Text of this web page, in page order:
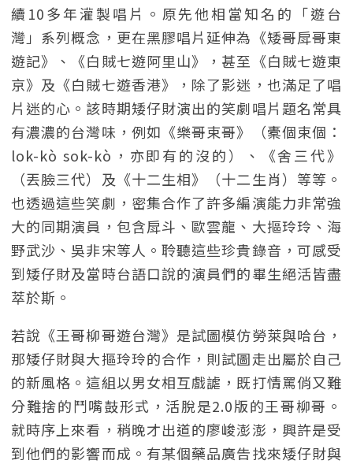
續10多年灌製唱片。原先他相當知名的「遊台
灣」系列概念，更在黑膠唱片延伸為《矮哥戽哥東
遊記》、《白賊七遊阿里山》，甚至《白賊七遊東
京》及《白賊七遊香港》，除了影迷，也滿足了唱
片迷的心。該時期矮仔財演出的笑劇唱片題名常具
有濃濃的台灣味，例如《樂哥束哥》（橐個束個：
lok-kò sok-kò，亦即有的沒的）、《舍三代》
（丟臉三代）及《十二生相》（十二生肖）等等。
也透過這些笑劇，密集合作了許多編演能力非常強
大的同期演員，包含戽斗、歐雲龍、大摳玲玲、海
野武沙、吳非宋等人。聆聽這些珍貴錄音，可感受
到矮仔財及當時台語口說的演員們的畢生絕活皆盡
萃於斯。
若說《王哥柳哥遊台灣》是試圖模仿勞萊與哈台，
那矮仔財與大摳玲玲的合作，則試圖走出屬於自己
的新風格。這組以男女相互戲謔，既打情罵俏又難
分難捨的鬥嘴鼓形式，活脫是2.0版的王哥柳哥。
就時序上來看，稍晚才出道的廖峻澎澎，興許是受
到他們的影響而成。有某個藥品廣告找來矮仔財與